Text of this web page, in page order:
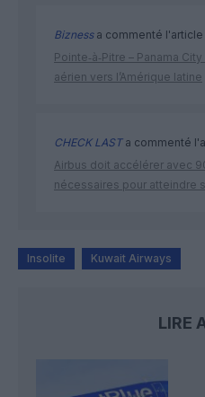
Biznessa commenté l'article
Pointe‑à‑Pitre – Panama
aérien vers l’Amérique latine
CHECK LASTa commenté
Airbus doit accélérer avec
nécessaires pour atteindre
Insolite Kuwait Airways
LIRE